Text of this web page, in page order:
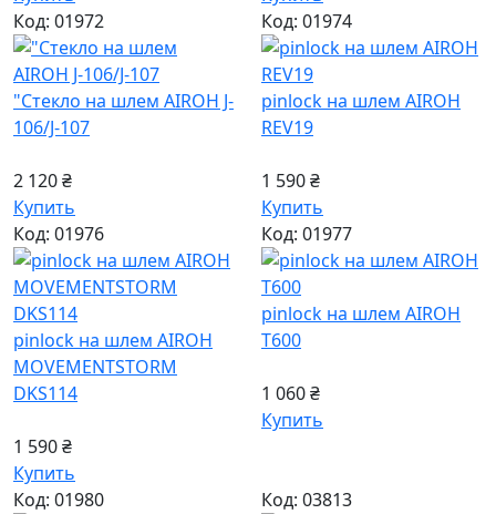
Код: 01972
"Стекло на шлем AIROH J-
106/J-107
2 120 ₴
Купить
Код: 01974
pinlock на шлем AIROH
REV19
1 590 ₴
Купить
Код: 01976
pinlock на шлем AIROH
MOVEMENTSTORM
DKS114
1 590 ₴
Купить
Код: 01977
pinlock на шлем AIROH
T600
1 060 ₴
Купить
Код: 01980 Код: 03813